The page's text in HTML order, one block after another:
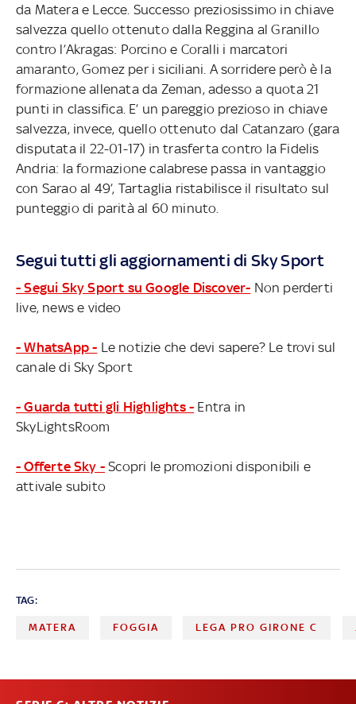
da Matera e Lecce. Successo preziosissimo in chiave
salvezza quello ottenuto dalla Reggina al Granillo
contro l’Akragas: Porcino e Coralli i marcatori
amaranto, Gomez per i siciliani. A sorridere però è la
formazione allenata da Zeman, adesso a quota 21
punti in classifica. E’ un pareggio prezioso in chiave
salvezza, invece, quello ottenuto dal Catanzaro (gara
disputata il 22-01-17) in trasferta contro la Fidelis
Andria: la formazione calabrese passa in vantaggio
con Sarao al 49’, Tartaglia ristabilisce il risultato sul
punteggio di parità al 60 minuto.
Segui tutti gli aggiornamenti di Sky Sport
- Segui Sky Sport su Google Discover- Non perderti
live, news e video
- WhatsApp - Le notizie che devi sapere? Le trovi sul
canale di Sky Sport
- Guarda tutti gli Highlights - Entra in
SkyLightsRoom
- Offerte Sky - Scopri le promozioni disponibili e
attivale subito
TAG:
MATERA FOGGIA LEGA PRO GIRONE C